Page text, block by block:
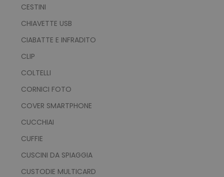
CESTINI
CHIAVETTE USB
CIABATTE E INFRADITO
CLIP
COLTELLI
CORNICI FOTO
COVER SMARTPHONE
CUCCHIAI
CUFFIE
CUSCINI DA SPIAGGIA
CUSTODIE MULTICARD